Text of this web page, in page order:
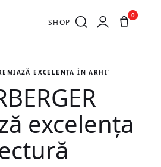
SHOP
0
EXCELENȚA ÎN ARHITECTURĂ
excelența